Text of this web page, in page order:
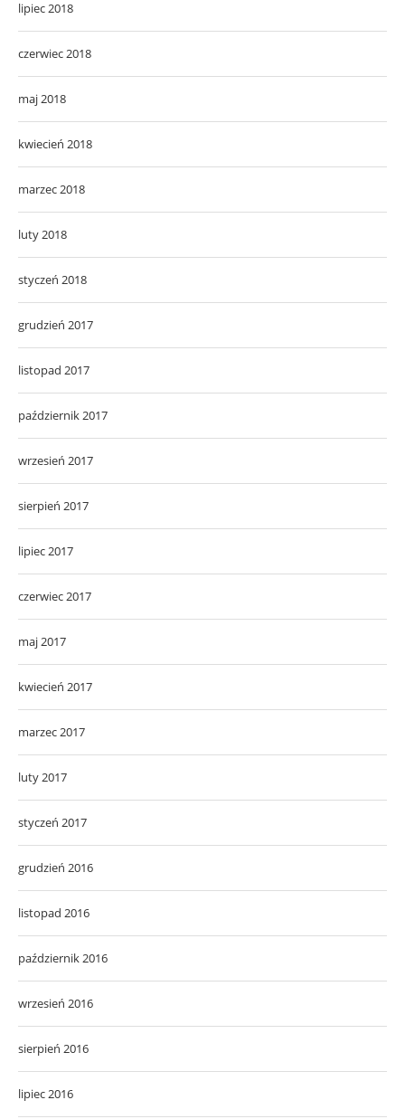
lipiec 2018
czerwiec 2018
maj 2018
kwiecień 2018
marzec 2018
luty 2018
styczeń 2018
grudzień 2017
listopad 2017
październik 2017
wrzesień 2017
sierpień 2017
lipiec 2017
czerwiec 2017
maj 2017
kwiecień 2017
marzec 2017
luty 2017
styczeń 2017
grudzień 2016
listopad 2016
październik 2016
wrzesień 2016
sierpień 2016
lipiec 2016